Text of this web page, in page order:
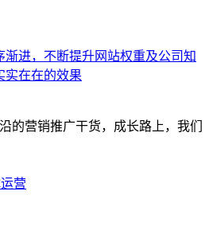
渐进，不断提升网站权重及公司知
实在在的效果
的营销推广干货，成长路上，我们
营